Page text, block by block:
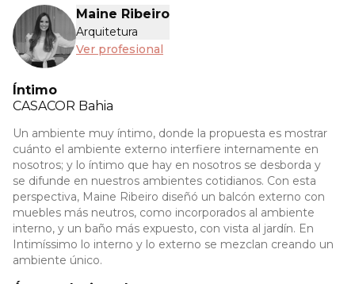
Maine Ribeiro
Arquitetura
Ver profesional
Íntimo
CASACOR Bahia
Un ambiente muy íntimo, donde la propuesta es mostrar
cuánto el ambiente externo interfiere internamente en
nosotros; y lo íntimo que hay en nosotros se desborda y
se difunde en nuestros ambientes cotidianos. Con esta
perspectiva, Maine Ribeiro diseñó un balcón externo con
muebles más neutros, como incorporados al ambiente
interno, y un baño más expuesto, con vista al jardín. En
Intimíssimo lo interno y lo externo se mezclan creando un
ambiente único.